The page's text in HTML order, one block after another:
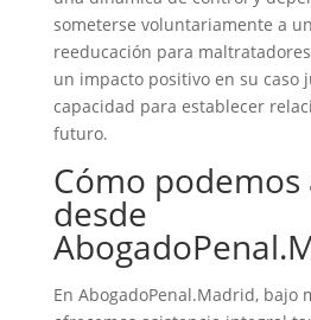
someterse voluntariamente a
reeducación para
un impacto positivo en su caso
capacidad para establecer
futuro.
Cómo
desde
En AbogadoPenal.Madrid, bajo